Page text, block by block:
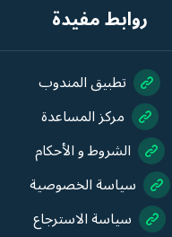
روابط مفيدة
تطبيق المندوب
مركز المساعدة
الشروط و الأحكام
سياسة الخصوصية
سياسة الاسترجاع